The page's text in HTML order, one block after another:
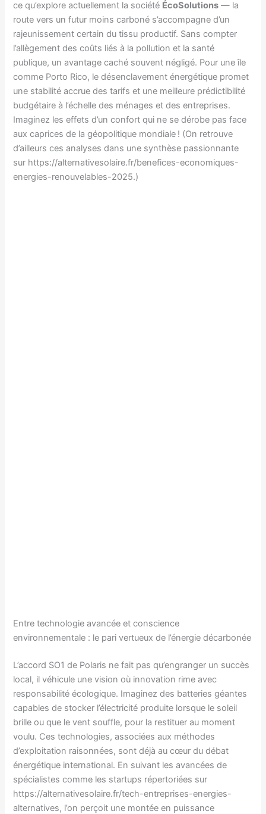
ce qu’explore actuellement la société ÉcoSolutions — la
route vers un futur moins carboné s’accompagne d’un
rajeunissement certain du tissu productif. Sans compter
l’allègement des coûts liés à la pollution et la santé
publique, un avantage caché souvent négligé. Pour une île
comme Porto Rico, le désenclavement énergétique promet
une stabilité accrue des tarifs et une meilleure prédictibilité
budgétaire à l’échelle des ménages et des entreprises.
Imaginez les effets d’un confort qui ne se dérobe pas face
aux caprices de la géopolitique mondiale ! (On retrouve
d’ailleurs ces analyses dans une synthèse passionnante
sur https://alternativesolaire.fr/benefices-economiques-
energies-renouvelables-2025.)
Entre technologie avancée et conscience
environnementale : le pari vertueux de l’énergie décarbonée
L’accord SO1 de Polaris ne fait pas qu’engranger un succès
local, il véhicule une vision où innovation rime avec
responsabilité écologique. Imaginez des batteries géantes
capables de stocker l’électricité produite lorsque le soleil
brille ou que le vent souffle, pour la restituer au moment
voulu. Ces technologies, associées aux méthodes
d’exploitation raisonnées, sont déjà au cœur du débat
énergétique international. En suivant les avancées de
spécialistes comme les startups répertoriées sur
https://alternativesolaire.fr/tech-entreprises-energies-
alternatives, l’on perçoit une montée en puissance